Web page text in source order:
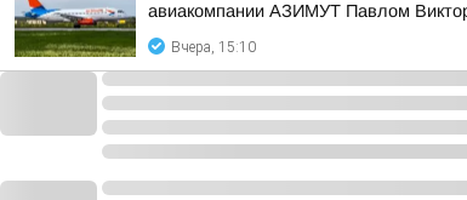
авиакомпании АЗИМУТ Павлом
Вчера, 15:10